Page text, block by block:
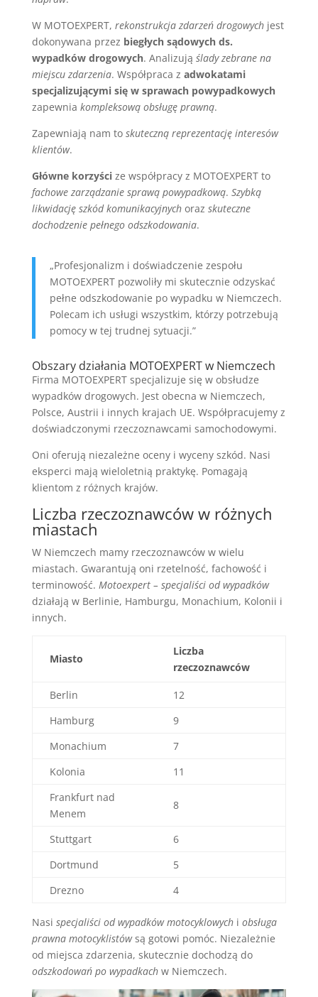
W MOTOEXPERT, rekonstrukcja zdarzeń drogowychjest
dokonywana przez biegłych sądowych ds.
wypadków drogowych. Analizują ślady zebrane na
miejscu zdarzenia. Współpraca z adwokatami
specjalizującymi się w sprawach powypadkowych
zapewnia kompleksową obsługę prawną.
Zapewniają nam to skuteczną reprezentację interesów
klientów.
Główne korzyścize współpracy z MOTOEXPERT to
fachowe zarządzanie sprawą powypadkową. Szybką
likwidację szkód komunikacyjnychoraz skuteczne
dochodzenie pełnego odszkodowania.
„Profesjonalizm i doświadczenie zespołu
MOTOEXPERT pozwoliły mi skutecznie odzyskać
pełne odszkodowanie po wypadku w Niemczech.
Polecam ich usługi wszystkim, którzy potrzebują
pomocy w tej trudnej sytuacji.”
Obszary działania MOTOEXPERT w Niemczech
Firma MOTOEXPERT specjalizuje się w obsłudze
wypadków drogowych. Jest obecna w Niemczech,
Polsce, Austrii i innych krajach UE. Współpracujemy z
doświadczonymi rzeczoznawcami samochodowymi.
Oni oferują niezależne oceny i wyceny szkód. Nasi
eksperci mają wieloletnią praktykę. Pomagają
klientom z różnych krajów.
Liczba rzeczoznawców w różnych
miastach
W Niemczech mamy rzeczoznawców w wielu
miastach. Gwarantują oni rzetelność, fachowość i
terminowość. Motoexpert – specjaliści od wypadków
działają w Berlinie, Hamburgu, Monachium, Kolonii i
innych.
Miasto
Liczba
rzeczoznawców
Berlin
12
Hamburg
9
Monachium
7
Kolonia
11
Frankfurt nad
Menem
8
Stuttgart
6
Dortmund
5
Drezno
4
Nasi specjaliści od wypadków motocyklowychi obsługa
prawna motocyklistówsą gotowi pomóc. Niezależnie
od miejsca zdarzenia, skutecznie dochodzą do
odszkodowań po wypadkachw Niemczech.